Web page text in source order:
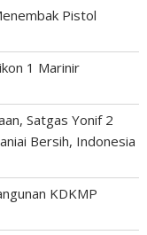
Pistol
1 Marinir
Satgas Yonif 2
Bersih, Indonesia
KDKMP